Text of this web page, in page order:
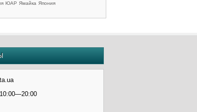
ЮАР Ямайка Япония